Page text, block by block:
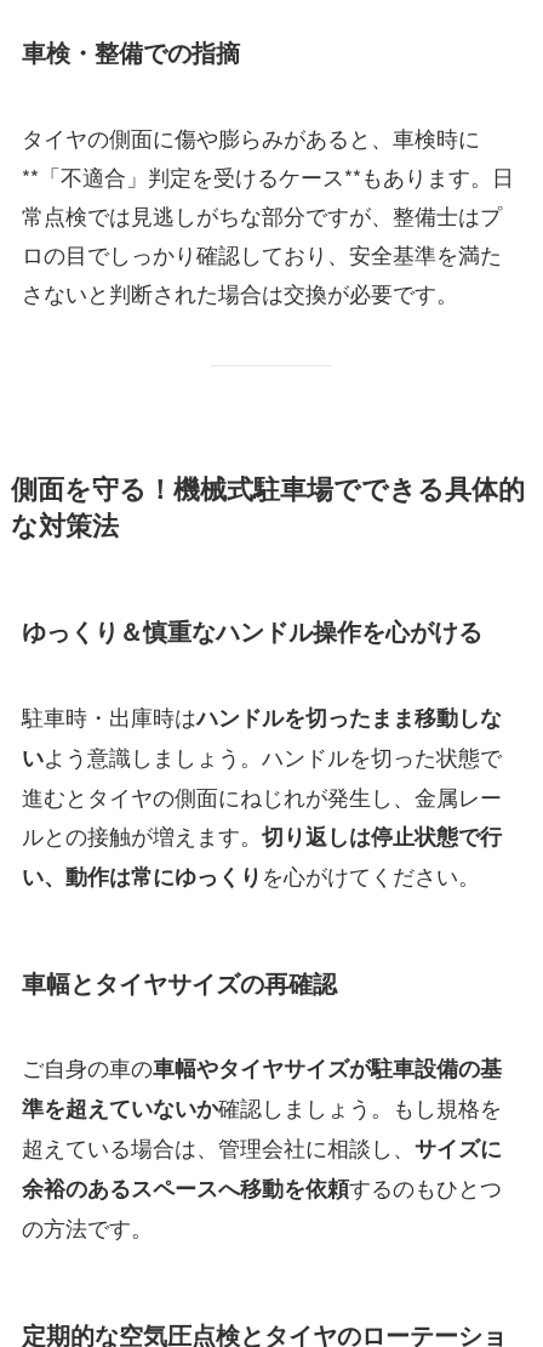
車検・整備での指摘
タイヤの側面に傷や膨らみがあると、車検時に
**「不適合」判定を受けるケース**もあります。日
常点検では見逃しがちな部分ですが、整備士はプ
ロの目でしっかり確認しており、安全基準を満た
さないと判断された場合は交換が必要です。
側面を守る！機械式駐車場でできる具体的
な対策法
ゆっくり＆慎重なハンドル操作を心がける
駐車時・出庫時はハンドルを切ったまま移動しな
いよう意識しましょう。ハンドルを切った状態で
進むとタイヤの側面にねじれが発生し、金属レー
ルとの接触が増えます。 切り返しは停止状態で行
い、動作は常にゆっくりを心がけてください。
車幅とタイヤサイズの再確認
ご自身の車の車幅やタイヤサイズが駐車設備の基
準を超えていないか確認しましょう。もし規格を
超えている場合は、管理会社に相談し、 サイズに
余裕のあるスペースへ移動を依頼するのもひとつ
の方法です。
定期的な空気圧点検とタイヤのローテーショ